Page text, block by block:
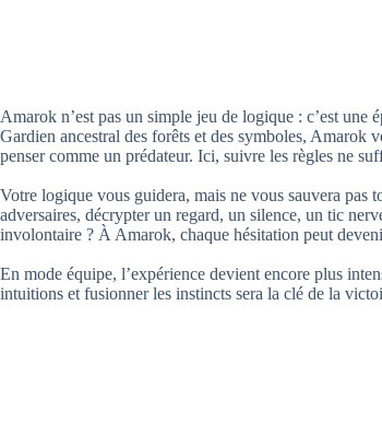
Amarok n’est pas un simple jeu de logique : c’est une
Gardien ancestral des forêts et des symboles, Amarok
penser comme un prédateur. Ici, suivre les règles ne
Votre logique vous guidera, mais ne vous sauvera pas
adversaires, décrypter un regard, un silence, un tic
involontaire ? À Amarok, chaque hésitation peut
En mode équipe, l’expérience devient encore plus
intuitions et fusionner les instincts sera la clé de la